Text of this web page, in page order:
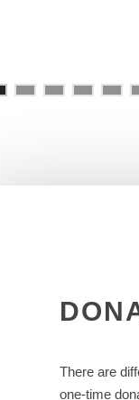
There are
one-time